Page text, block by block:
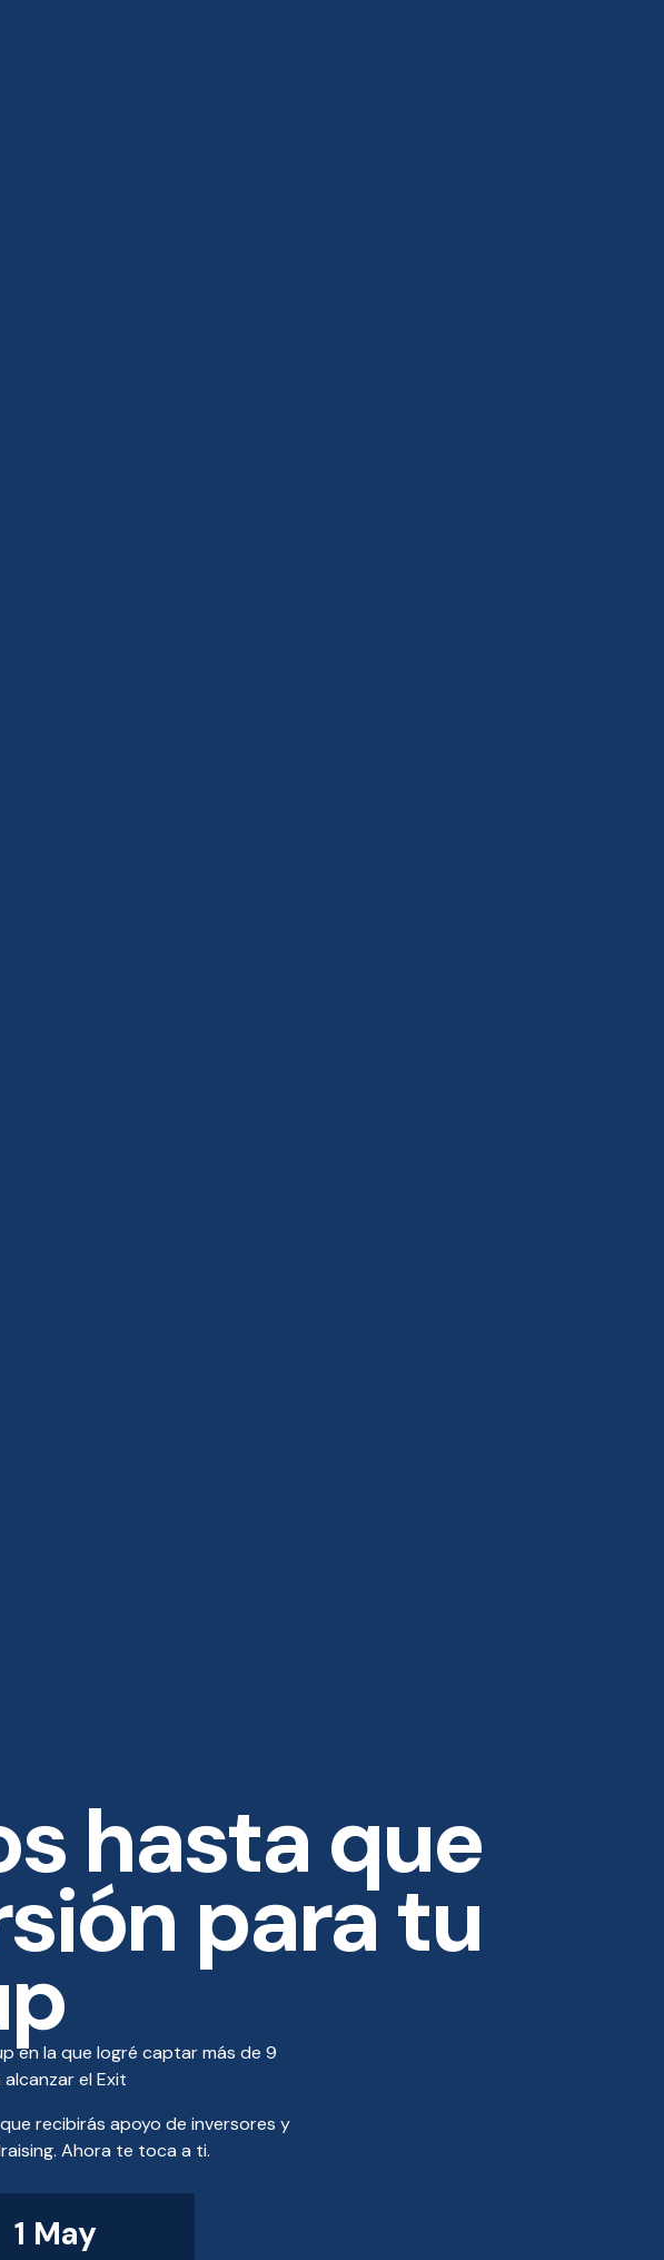
hasta que
para tu
en la que logré captar más de 9
el Exit
recibirás apoyo de inversores y
Ahora te toca a ti.
1 May